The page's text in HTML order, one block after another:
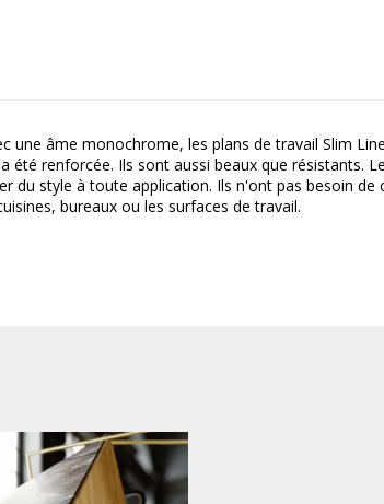
une âme monochrome, les plans de travail Slim
renforcée. Ils sont aussi beaux que résistants.
du style à toute application. Ils n'ont pas besoin
bureaux ou les surfaces de travail.